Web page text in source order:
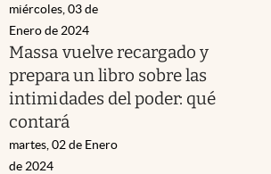
miércoles, 03 de
Enero de 2024
Massa vuelve recargado y
prepara un libro sobre las
intimidades del poder: qué
contará
martes, 02 de Enero
de 2024